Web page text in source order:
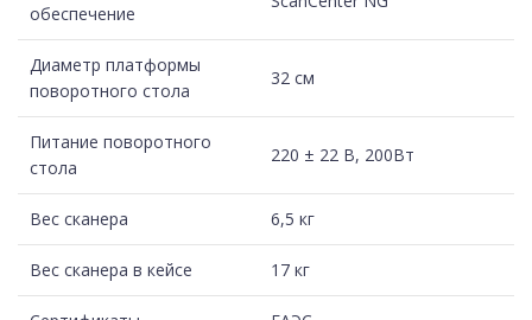
обеспечение
Диаметр платформы
поворотного стола
32 см
Питание поворотного
стола
220 ± 22 В, 200Вт
Вес сканера 6,5 кг
Вес сканера в кейсе 17 кг